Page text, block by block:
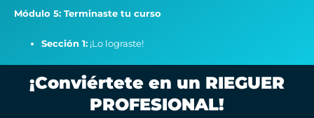
Módulo 5: Terminaste tu curso
Sección 1: ¡Lo lograste!
¡Conviértete en un RIEGUER
PROFESIONAL!